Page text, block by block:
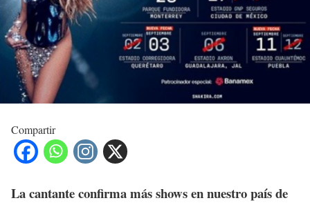
Compartir
La cantante confirma más shows en nuestro país de